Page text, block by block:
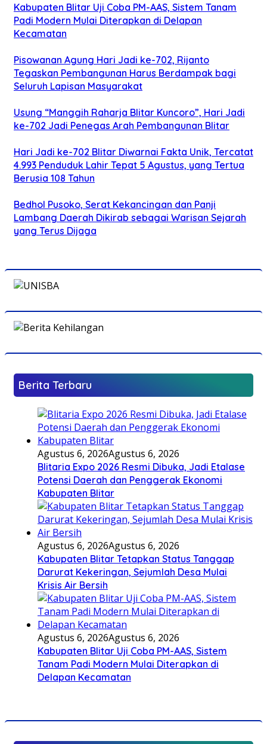
Kabupaten Blitar Uji Coba PM-AAS, Sistem Tanam
Padi Modern Mulai Diterapkan di Delapan
Kecamatan
Pisowanan Agung Hari Jadi ke-702, Rijanto
Tegaskan Pembangunan Harus Berdampak bagi
Seluruh Lapisan Masyarakat
Usung “Manggih Raharja Blitar Kuncoro”, Hari Jadi
ke-702 Jadi Penegas Arah Pembangunan Blitar
Hari Jadi ke-702 Blitar Diwarnai Fakta Unik, Tercatat
4.993 Penduduk Lahir Tepat 5 Agustus, yang Tertua
Berusia 108 Tahun
Bedhol Pusoko, Serat Kekancingan dan Panji
Lambang Daerah Dikirab sebagai Warisan Sejarah
yang Terus Dijaga
Berita Terbaru
Agustus 6, 2026Agustus 6, 2026
Blitaria Expo 2026 Resmi Dibuka, Jadi Etalase
Potensi Daerah dan Penggerak Ekonomi
Kabupaten Blitar
Agustus 6, 2026Agustus 6, 2026
Kabupaten Blitar Tetapkan Status Tanggap
Darurat Kekeringan, Sejumlah Desa Mulai
Krisis Air Bersih
Agustus 6, 2026Agustus 6, 2026
Kabupaten Blitar Uji Coba PM-AAS, Sistem
Tanam Padi Modern Mulai Diterapkan di
Delapan Kecamatan